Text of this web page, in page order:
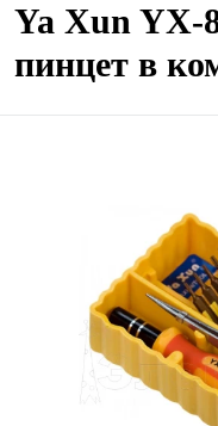
Ya Xun YX-
пинцет в